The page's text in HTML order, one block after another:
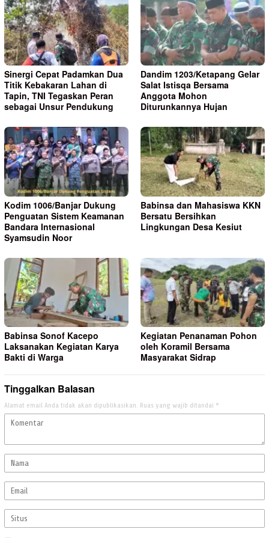
Sinergi Cepat Padamkan Dua
Titik Kebakaran Lahan di
Tapin, TNI Tegaskan Peran
sebagai Unsur Pendukung
Dandim 1203/Ketapang Gelar
Salat Istisqa Bersama
Anggota Mohon
Diturunkannya Hujan
Kodim 1006/Banjar Dukung
Penguatan Sistem Keamanan
Bandara Internasional
Syamsudin Noor
Babinsa dan Mahasiswa KKN
Bersatu Bersihkan
Lingkungan Desa Kesiut
Babinsa Sonof Kacepo
Laksanakan Kegiatan Karya
Bakti di Warga
Kegiatan Penanaman Pohon
oleh Koramil Bersama
Masyarakat Sidrap
Tinggalkan Balasan
Alamat email Anda tidak akan dipublikasikan. Ruas yang wajib ditandai *